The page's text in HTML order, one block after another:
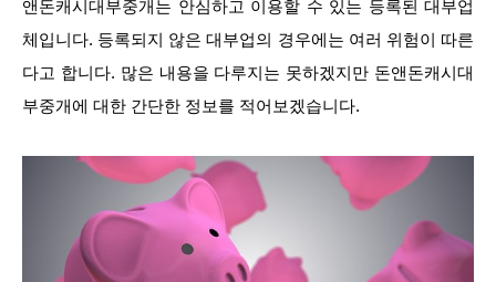
앤돈캐시대부중개는 안심하고 이용할 수 있는 등록된 대부업
체입니다. 등록되지 않은 대부업의 경우에는 여러 위험이 따른
다고 합니다. 많은 내용을 다루지는 못하겠지만 돈앤돈캐시대
부중개에 대한 간단한 정보를 적어보겠습니다.